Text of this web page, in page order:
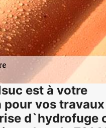
est à votre
vos
d`hydrofuge